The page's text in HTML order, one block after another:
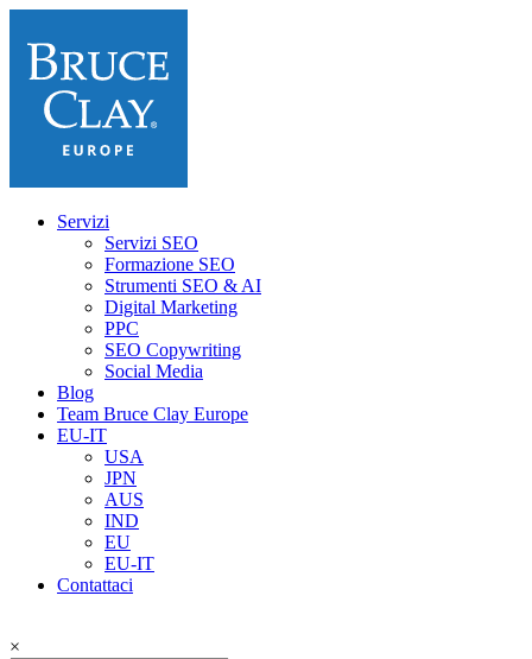
Servizi
Servizi SEO
Formazione SEO
Strumenti SEO & AI
Digital Marketing
PPC
SEO Copywriting
Social Media
Blog
Team Bruce Clay Europe
EU-IT
USA
JPN
AUS
IND
EU
EU-IT
Contattaci
×